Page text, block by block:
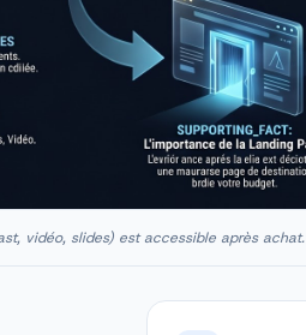
vidéo, slides) est accessible après achat.